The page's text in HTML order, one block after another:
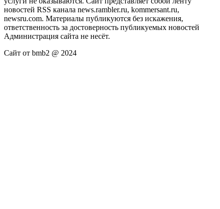
новостей RSS канала news.rambler.ru, kommersant.ru,
newsru.com. Материалы публикуются без искажения,
ответственность за достоверность публикуемых новостей
Администрация сайта не несёт.
Сайт от bmb2 @ 2024